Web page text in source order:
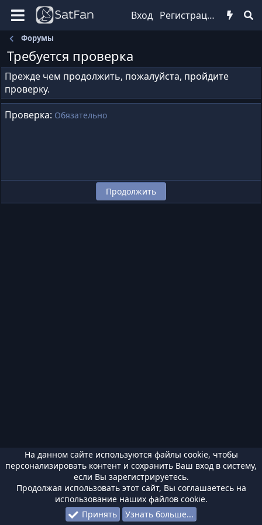
Вход Регистрация
Форумы
Требуется проверка
Прежде чем продолжить, пожалуйста, пройдите
проверку.
Проверка Обязательно
Продолжить
На данном сайте используются файлы cookie, чтобы
персонализировать контент и сохранить Ваш вход в систему,
если Вы зарегистрируетесь.
Продолжая использовать этот сайт, Вы соглашаетесь на
использование наших файлов cookie.
Принять
Узнать больше...